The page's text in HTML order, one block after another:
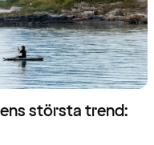
största trend: